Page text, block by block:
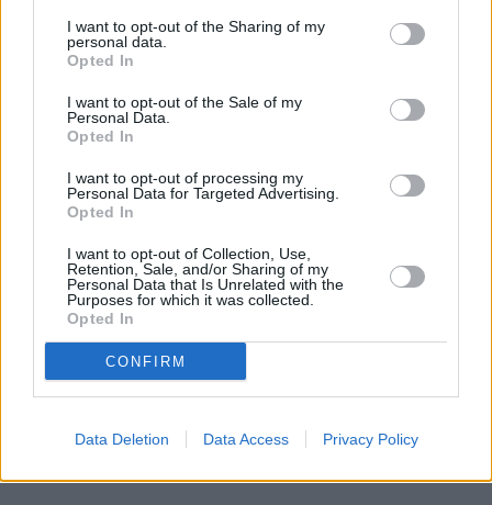
I want to opt-out of the Sharing of my
personal data.
Opted In
I want to opt-out of the Sale of my
Personal Data.
Opted In
I want to opt-out of processing my
Personal Data for Targeted Advertising.
Opted In
I want to opt-out of Collection, Use,
Retention, Sale, and/or Sharing of my
Personal Data that Is Unrelated with the
Purposes for which it was collected.
Opted In
CONFIRM
Data Deletion Data Access Privacy Policy
παρουσιάσει τον προϋπολογισμό ως τις 31
Οκτωβρίου. Όμως σήμερα ο υπουργός
έχει συγκεκριμένη επιβεβαίωση» για την
ημέρα που θα παρουσιαστεί ο
προϋπολογισμός.
χρόνο για να εξετάσει τις λεπτομέρειες»,
επεσήμανε. «Γνωρίζουμε ότι (ο
προϋπολογισμός) πρέπει να παρουσιαστεί
σύντομα. Γνωρίζουμε ότι οι άνθρωποι
θέλουν βεβαιότητα. Γνωρίζουμε ότι οι
άνθρωποι θέλουν μια πιο ξεκάθαρη εικόνα